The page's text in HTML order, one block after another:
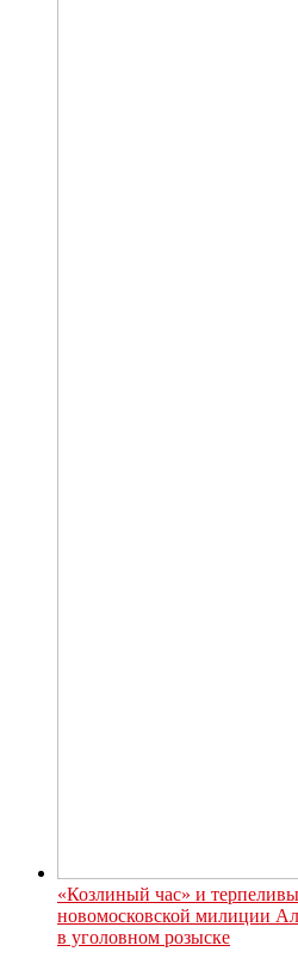
«Козлиный час» и
новомосковской милиции
в уголовном розыске